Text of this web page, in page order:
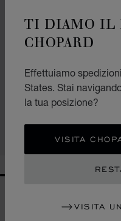
TI DIAMO IL
CHOPARD
Effettuiamo
States. Stai
la tua posizione?
VISITA
VISITA
BORSA CON MANICO
PELLE DI VITELLO BLU NAVY